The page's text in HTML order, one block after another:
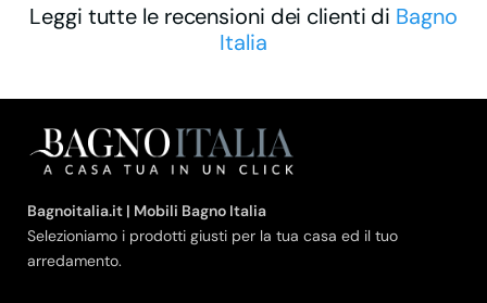
Leggi tutte le recensioni dei clienti di Bagno
Italia
Bagnoitalia.it | Mobili Bagno Italia
Selezioniamo i prodotti giusti per la tua casa ed il tuo
arredamento.